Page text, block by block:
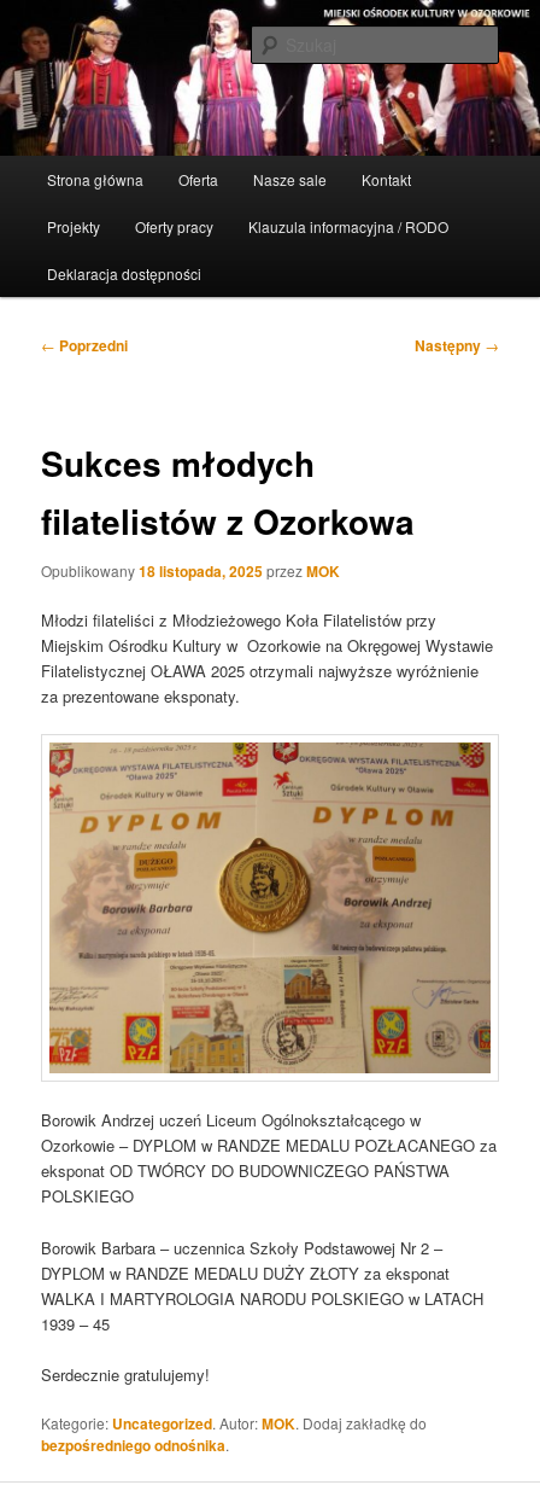
tekstu
Miejski Ośrodek Kultury w
Ozorkowie
Oficjalna Strona Internetowa
Strona główna Oferta Nasze sale Kontakt
Projekty Oferty pracy Klauzula informacyjna / RODO
Deklaracja dostępności
Nawigacja
← Poprzedni Następny →
Sukces młodych
filatelistów z Ozorkowa
Opublikowany18 listopada, 2025przezMOK
Młodzi filateliści z Młodzieżowego Koła Filatelistów przy
Miejskim Ośrodku Kultury w Ozorkowie na Okręgowej Wystawie
Filatelistycznej OŁAWA 2025 otrzymali najwyższe wyróżnienie
za prezentowane eksponaty.
Borowik Andrzej uczeń Liceum Ogólnokształcącego w
Ozorkowie – DYPLOM w RANDZE MEDALU POZŁACANEGO za
eksponat OD TWÓRCY DO BUDOWNICZEGO PAŃSTWA
POLSKIEGO
Borowik Barbara – uczennica Szkoły Podstawowej Nr 2 –
DYPLOM w RANDZE MEDALU DUŻY ZŁOTY za eksponat
WALKA I MARTYROLOGIA NARODU POLSKIEGO w LATACH
1939 – 45
Serdecznie gratulujemy!
Kategorie: Uncategorized. Autor:MOK. Dodaj zakładkę do
bezpośredniego odnośnika.